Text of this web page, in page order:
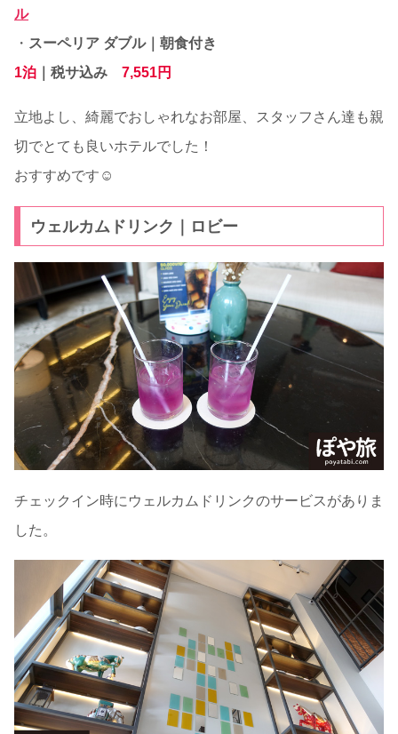
ル
・ スーペリア ダブル｜朝食付き
1泊 ｜税サ込み 7,551円
立地よし、綺麗でおしゃれなお部屋、スタッフさん達も親
切でとても良いホテルでした！
おすすめです☺
ウェルカムドリンク｜ロビー
チェックイン時にウェルカムドリンクのサービスがありま
した。